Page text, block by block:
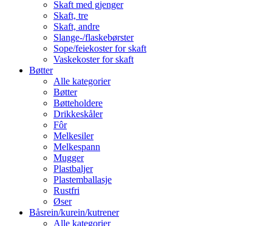
Skaft med gjenger
Skaft, tre
Skaft, andre
Slange-/flaskebørster
Sope/feiekoster for skaft
Vaskekoster for skaft
Bøtter
Alle kategorier
Bøtter
Bøtteholdere
Drikkeskåler
Fôr
Melkesiler
Melkespann
Mugger
Plastbaljer
Plastemballasje
Rustfri
Øser
Båsrein/kurein/kutrener
Alle kategorier